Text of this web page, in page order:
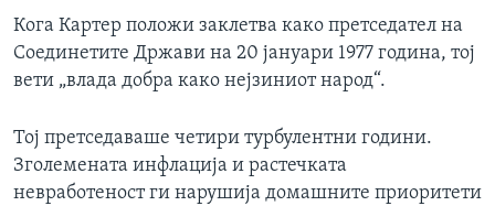
Кога Картер положи заклетва како претседател на
Соединетите Држави на 20 јануари 1977 година, тој
вети „влада добра како нејзиниот народ“.
Тој претседаваше четири турбулентни години.
Зголемената инфлација и растечката
невработеност ги нарушија домашните приоритети